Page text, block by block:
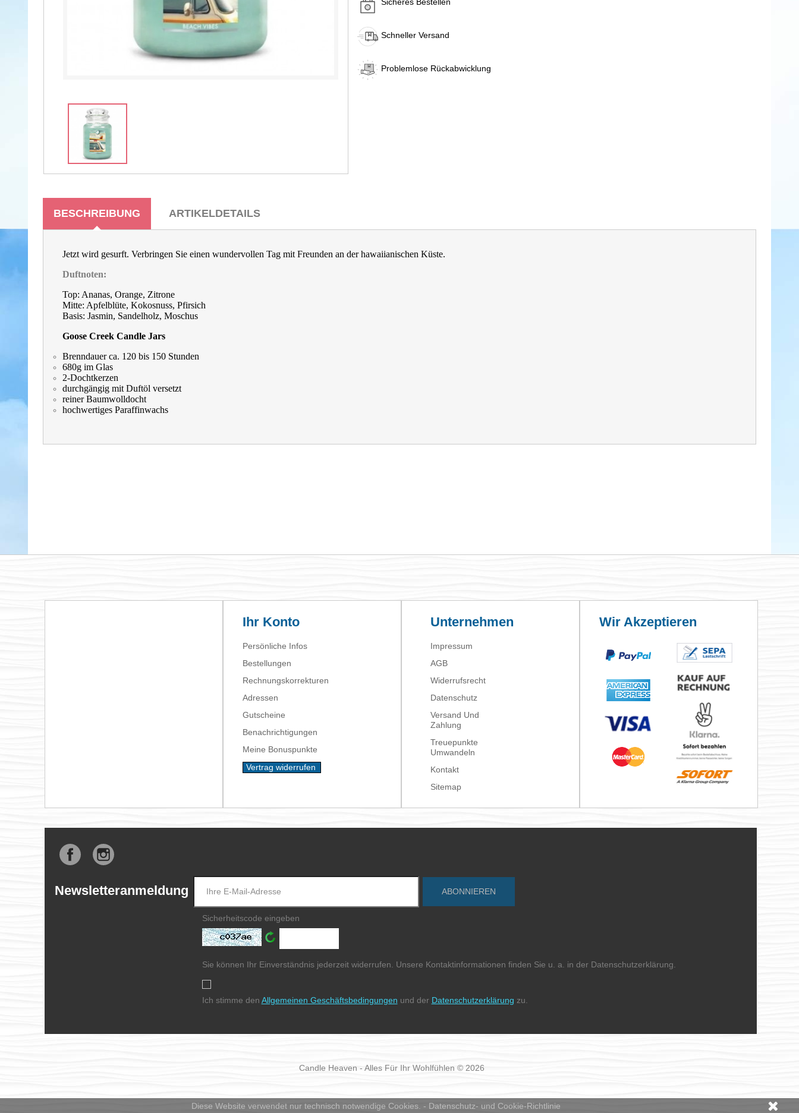
Schneller Versand
Problemlose Rückabwicklung
BESCHREIBUNG ARTIKELDETAILS
Jetzt wird gesurft. Verbringen Sie einen wundervollen Tag mit Freunden an der hawaiianischen Küste.
Duftnoten:
Top: Ananas, Orange, Zitrone
Mitte: Apfelblüte, Kokosnuss, Pfirsich
Basis: Jasmin, Sandelholz, Moschus
Goose Creek Candle Jars
Brenndauer ca. 120 bis 150 Stunden
680g im Glas
2-Dochtkerzen
durchgängig mit Duftöl versetzt
reiner Baumwolldocht
hochwertiges Paraffinwachs
Ihr Konto
Persönliche Infos
Bestellungen
Rechnungskorrekturen
Adressen
Gutscheine
Benachrichtigungen
Meine Bonuspunkte
Vertrag widerrufen
Unternehmen
Impressum
AGB
Widerrufsrecht
Datenschutz
Versand Und
Zahlung
Treuepunkte
Umwandeln
Kontakt
Sitemap
Wir Akzeptieren
Diese Website verwendet nur technisch notwendige Cookies. - Datenschutz- und Cookie-Richtlinie
Facebook
Newsletteranmeldung
Sicherheitscode eingeben
Sie können Ihr Einverständnis jederzeit widerrufen. Unsere Kontaktinformationen finden Sie u. a. in der Datenschutzerklärung.
Ich stimme den Allgemeinen Geschäftsbedingungen und der Datenschutzerklärung zu.
Candle Heaven - Alles Für Ihr Wohlfühlen © 2026